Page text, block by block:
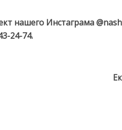
нашего Инстаграма
24-74.